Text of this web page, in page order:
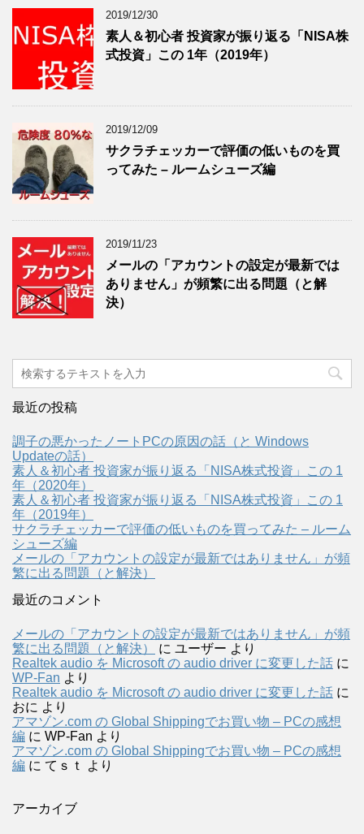
2019/12/30
素人＆初心者 投資家が振り返る「NISA株
式投資」この 1年（2019年）
2019/12/09
サクラチェッカーで評価の低いものを買
ってみた – ルームシューズ編
2019/11/23
メールの「アカウントの設定が最新では
ありません」が頻繁に出る問題（と解
決）
最近の投稿
調子の悪かったノートPCの原因の話（と Windows
Updateの話）
素人＆初心者 投資家が振り返る「NISA株式投資」この 1
年（2020年）
素人＆初心者 投資家が振り返る「NISA株式投資」この 1
年（2019年）
サクラチェッカーで評価の低いものを買ってみた – ルーム
シューズ編
メールの「アカウントの設定が最新ではありません」が頻
繁に出る問題（と解決）
最近のコメント
メールの「アカウントの設定が最新ではありません」が頻
繁に出る問題（と解決）
に ユーザー より
Realtek audio を Microsoft の audio driver に変更した話 に
WP-Fan より
Realtek audio を Microsoft の audio driver に変更した話 に
おに より
アマゾン.com の Global Shippingでお買い物 – PCの感想
編 に WP-Fan より
アマゾン.com の Global Shippingでお買い物 – PCの感想
編 に てｓｔ より
アーカイブ